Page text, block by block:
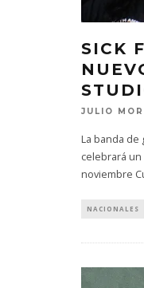
SICK
JULIO
La banda de
celebrará un
noviembre
NACIONALES